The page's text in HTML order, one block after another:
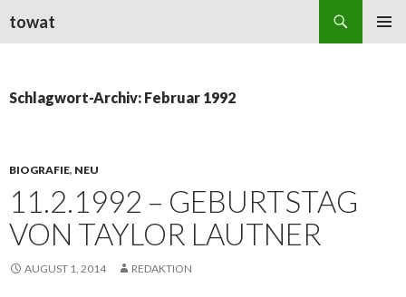
towat
Schlagwort-Archiv: Februar 1992
BIOGRAFIE, NEU
11.2.1992 – GEBURTSTAG
VON TAYLOR LAUTNER
AUGUST 1, 2014 REDAKTION